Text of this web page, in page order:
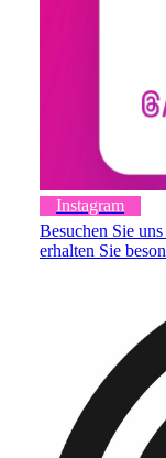
Instagram
Besuchen Sie
erhalten Sie